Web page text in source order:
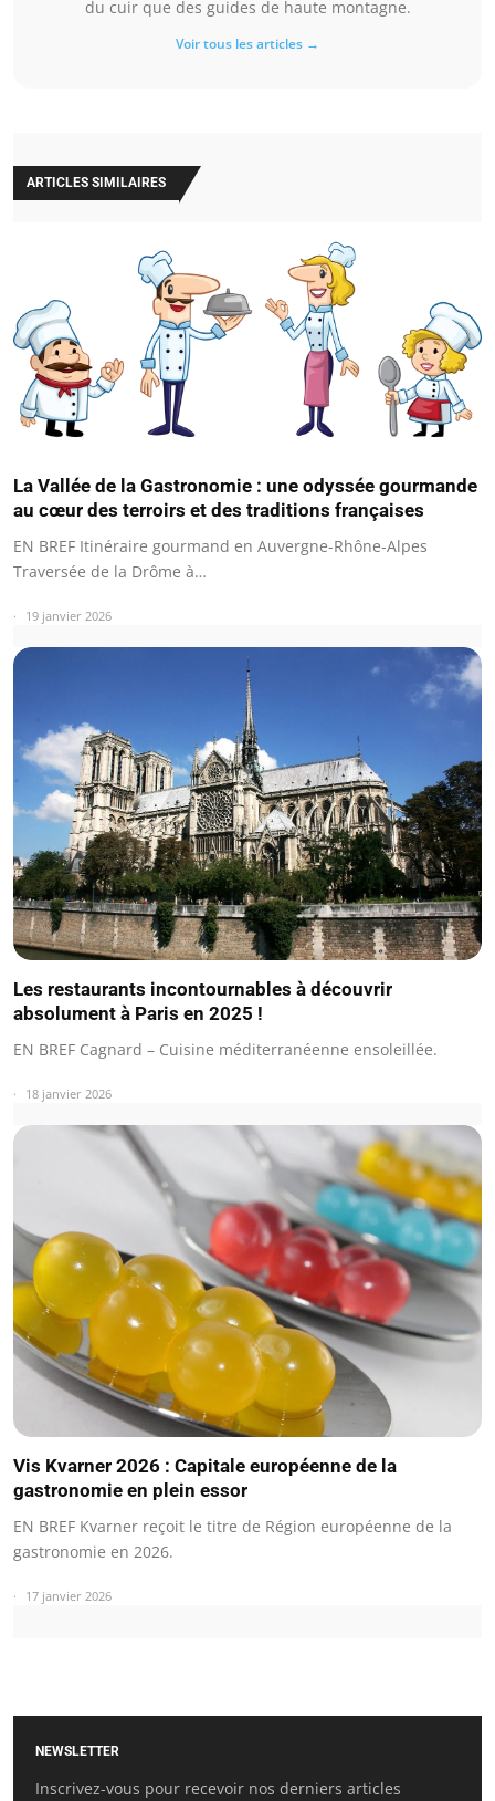
du cuir que des guides de haute montagne.
Voir tous les articles →
ARTICLES SIMILAIRES
La Vallée de la Gastronomie : une odyssée gourmande
au cœur des terroirs et des traditions françaises
EN BREF Itinéraire gourmand en Auvergne-Rhône-Alpes
Traversée de la Drôme à…
19 janvier 2026
Les restaurants incontournables à découvrir
absolument à Paris en 2025 !
EN BREF Cagnard – Cuisine méditerranéenne ensoleillée.
18 janvier 2026
Vis Kvarner 2026 : Capitale européenne de la
gastronomie en plein essor
EN BREF Kvarner reçoit le titre de Région européenne de la
gastronomie en 2026.
17 janvier 2026
NEWSLETTER
Inscrivez-vous pour recevoir nos derniers articles